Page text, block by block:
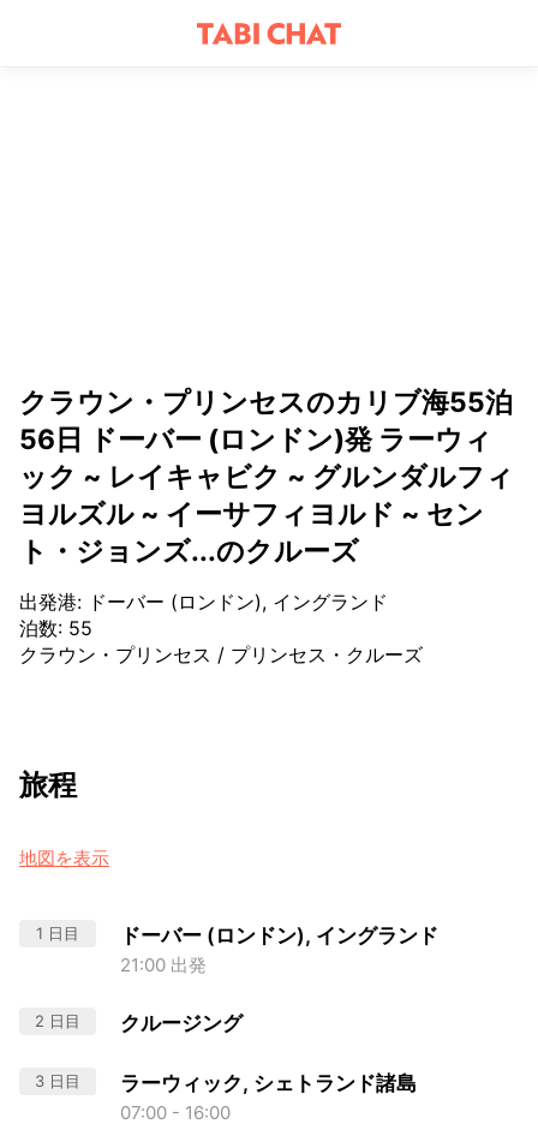
クラウン・プリンセスのカリブ海55泊
56日 ドーバー (ロンドン)発 ラーウィ
ック ~ レイキャビク ~ グルンダルフィ
ヨルズル ~ イーサフィヨルド ~ セン
ト・ジョンズ...のクルーズ
出発港: ドーバー (ロンドン), イングランド
泊数: 55
クラウン・プリンセス / プリンセス・クルーズ
旅程
地図を表示
1 日目 ドーバー (ロンドン), イングランド
21:00 出発
2 日目 クルージング
3 日目 ラーウィック, シェトランド諸島
07:00 - 16:00